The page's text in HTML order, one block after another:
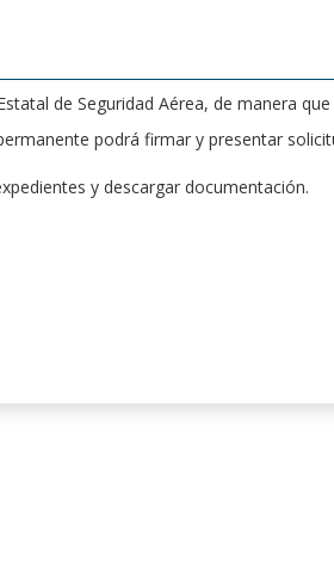
de Seguridad Aérea, de manera
podrá firmar y presentar
y descargar documentación.